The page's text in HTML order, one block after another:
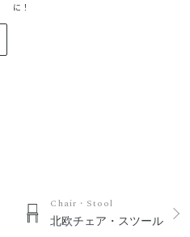
に！
Chair・Stool
北欧チェア・スツール